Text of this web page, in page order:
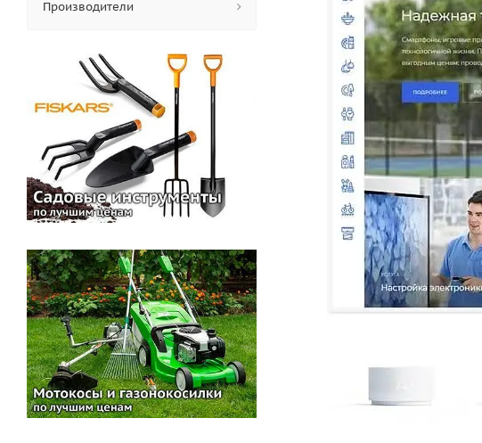
Производители